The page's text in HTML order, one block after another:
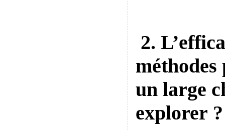
2.
méthodes
un large
explorer ?